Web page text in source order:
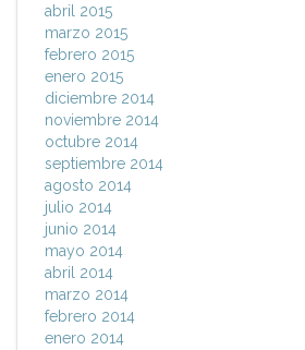
abril 2015
marzo 2015
febrero 2015
enero 2015
diciembre 2014
noviembre 2014
octubre 2014
septiembre 2014
agosto 2014
julio 2014
junio 2014
mayo 2014
abril 2014
marzo 2014
febrero 2014
enero 2014